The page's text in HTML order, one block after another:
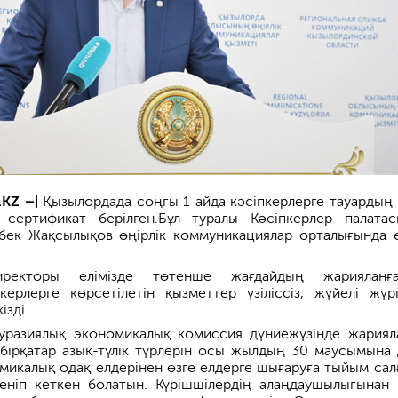
–| Қызылордада соңғы 1 айда кәсіпкерлерге
берілген.Бұл туралы Кәсіпкерлер
Жақсылықов өңірлік коммуникациялар орталығында
елімізде төтенше жағдайдың
көрсетілетін қызметтер үзіліссіз, жүйелі
экономикалық комиссия дүниежүзінде
азық-түлік түрлерін осы жылдың 30 маусымына
одақ елдерінен өзге елдерге шығаруға тыйым
кеткен болатын. Күрішшілердің алаңдаушылығынан